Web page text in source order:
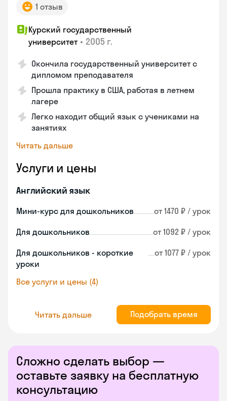
1 отзыв
Курский государственный
университет • 2005 г.
Окончила государственный университет с
дипломом преподавателя
Прошла практику в США, работая в летнем
лагере
Легко находит общий язык с учениками на
занятиях
Читать дальше
Услуги и цены
Английский язык
Мини-курс для дошкольников от 1470 ₽ / урок
Для дошкольников от 1092 ₽ / урок
Для дошкольников - короткие
уроки
от 1077 ₽ / урок
Все услуги и цены (4)
Читать дальше Подобрать время
Сложно сделать выбор —
оставьте заявку на бесплатную
консультацию